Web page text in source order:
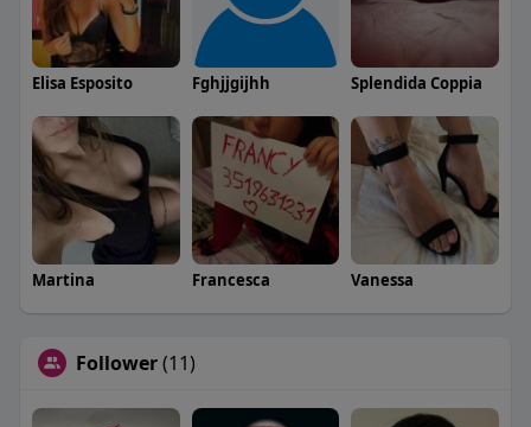
Elisa Esposito Fghjjgijhh Splendida Coppia
Martina Francesca Vanessa
Follower(11)